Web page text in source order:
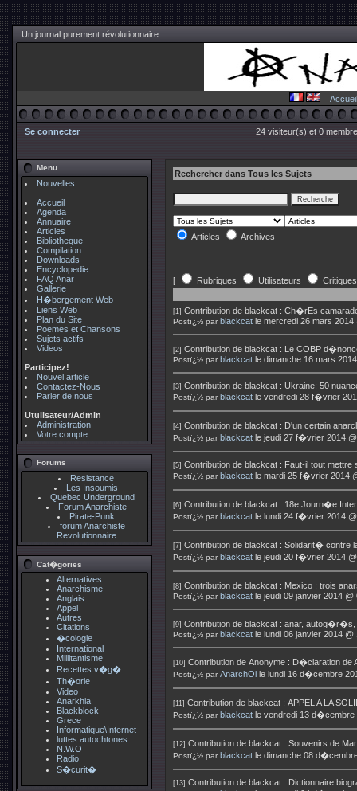
Un journal purement révolutionnaire
Accueil
Se connecter 24 visiteur(s) et 0
Menu
Nouvelles
Accueil
Agenda
Annuaire
Articles
Bibliotheque
Compilation
Downloads
Encyclopedie
FAQ Anar
Gallerie
H�bergement Web
Liens Web
Plan du Site
Poemes et Chansons
Sujets actifs
Videos
Participez!
Nouvel article
Contactez-Nous
Parler de nous
Utulisateur/Admin
Administration
Votre compte
Forums
Resistance
Les Insoumis
Quebec Underground
Forum Anarchiste
Pirate-Punk
forum Anarchiste
Revolutionnaire
Cat�gories
Alternatives
Anarchisme
Anglais
Appel
Autres
Citations
�cologie
International
Millitantisme
Recettes v�g�
Th�orie
Video
Anarkhia
Blackblock
Grece
Informatique\Internet
luttes autochtones
N.W.O
Radio
S�curit�
Rechercher dans Tous les Sujets
Articles Archives
[ Rubriques Utilisateurs
[1] Contribution de blackcat : Ch�rEs
Postï¿½ par blackcat le mercredi 26 mars 2014
[2] Contribution de blackcat : Le COBP
Postï¿½ par blackcat le dimanche 16 mars
[3] Contribution de blackcat : Ukraine: 50
Postï¿½ par blackcat le vendredi 28 f�vrier
[4] Contribution de blackcat : D'un certain
Postï¿½ par blackcat le jeudi 27 f�vrier 2014
[5] Contribution de blackcat : Faut-il tout mettre
Postï¿½ par blackcat le mardi 25 f�vrier 2014
[6] Contribution de blackcat : 18e Journ�e
Postï¿½ par blackcat le lundi 24 f�vrier 2014
[7] Contribution de blackcat : Solidarit� contre
Postï¿½ par blackcat le jeudi 20 f�vrier 2014
[8] Contribution de blackcat : Mexico : trois
Postï¿½ par blackcat le jeudi 09 janvier 2014 @
[9] Contribution de blackcat : anar, autog�r�s,
Postï¿½ par blackcat le lundi 06 janvier 2014 @
[10] Contribution de Anonyme : D�claration de
Postï¿½ par AnarchOi le lundi 16 d�cembre
[11] Contribution de blackcat : APPEL A LA
Postï¿½ par blackcat le vendredi 13 d�cembre
[12] Contribution de blackcat : Souvenirs de
Postï¿½ par blackcat le dimanche 08
[13] Contribution de blackcat : Dictionnaire